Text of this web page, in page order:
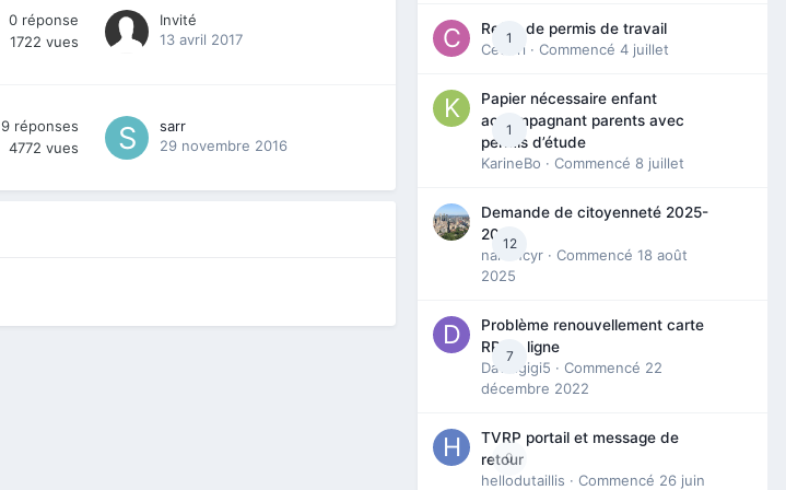
0 réponse
1722 vues
Invité
13 avril 2017
9 réponses
4772 vues
sarr
29 novembre 2016
1
Refus de permis de travail
Cedbri · Commencé 4 juillet
1
Papier nécessaire enfant
accompagnant parents avec
permis d’étude
KarineBo · Commencé 8 juillet
12
Demande de citoyenneté 2025-
2026
nanancyr · Commencé 18 août
2025
7
Problème renouvellement carte
RP en ligne
Davidgigi5 · Commencé 22
décembre 2022
0
TVRP portail et message de
retour
hellodutaillis · Commencé 26 juin